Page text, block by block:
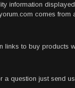
information
comes from
links to buy products
a question just send